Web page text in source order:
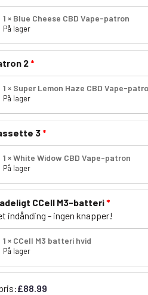
1 × Blue Cheese CBD Vape-patron
På lager
2
1 × Super Lemon Haze CBD Vape-
På lager
3
1 × White Widow CBD Vape-patron
På lager
CCell M3-batteri
indånding - ingen knapper!
1 × CCell M3 batteri hvid
På lager
£88.99